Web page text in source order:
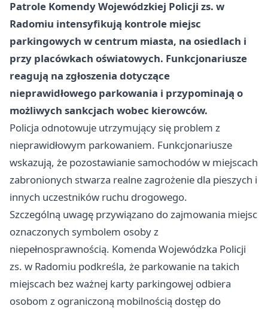
Patrole Komendy Wojewódzkiej Policji zs. w
Radomiu intensyfikują kontrole miejsc
parkingowych w centrum miasta, na osiedlach i
przy placówkach oświatowych. Funkcjonariusze
reagują na zgłoszenia dotyczące
nieprawidłowego parkowania i przypominają o
możliwych sankcjach wobec kierowców.
Policja odnotowuje utrzymujący się problem z
nieprawidłowym parkowaniem. Funkcjonariusze
wskazują, że pozostawianie samochodów w miejscach
zabronionych stwarza realne zagrożenie dla pieszych i
innych uczestników ruchu drogowego.
Szczególną uwagę przywiązano do zajmowania miejsc
oznaczonych symbolem osoby z
niepełnosprawnością. Komenda Wojewódzka Policji
zs. w Radomiu podkreśla, że parkowanie na takich
miejscach bez ważnej karty parkingowej odbiera
osobom z ograniczoną mobilnością dostęp do